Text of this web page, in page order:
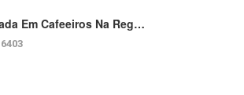
Em Cafeeiros Na Reg…